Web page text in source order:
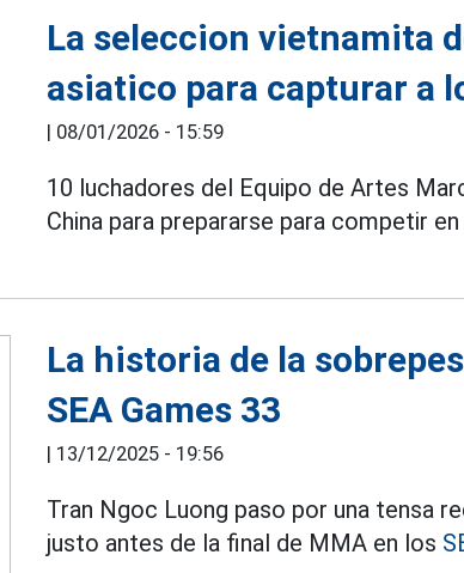
La seleccion vietnamita
asiatico para capturar a
| 08/01/2026 - 15:59
10 luchadores del Equipo de Artes
China para prepararse para competir
La historia de la
SEA Games 33
| 13/12/2025 - 19:56
Tran Ngoc Luong paso por una tensa
justo antes de la final de MMA en los